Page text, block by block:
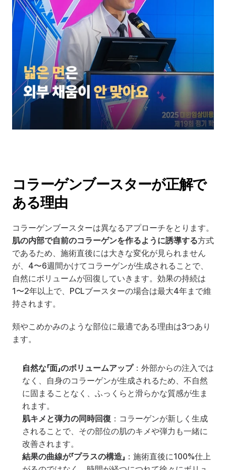
コラーゲンブースターが正解で
ある理由
コラーゲンブースターは異なるアプローチをとります。
肌の内部で自前のコラーゲンを作るように誘導する方式
であるため、施術直後には大きな変化が見られません
が、4〜6週間かけてコラーゲンが生成されることで、
自然にボリュームが回復していきます。効果の持続は
1〜2年以上で、PCLブースターの場合は最大4年まで維
持されます。
頬やこめかみのような部位に最適である理由は3つあり
ます。
自然な「面」のボリュームアップ：外部からの注入では
なく、自身のコラーゲンが生成されるため、不自然
に固まることなく、ふっくらと滑らかな質感が生ま
れます。
肌キメと弾力の同時回復 ：コラーゲンが新しく生成
されることで、その部位の肌のキメや弾力も一緒に
改善されます。
結果の曲線が「プラスの構造」 ：施術直後に100%仕上